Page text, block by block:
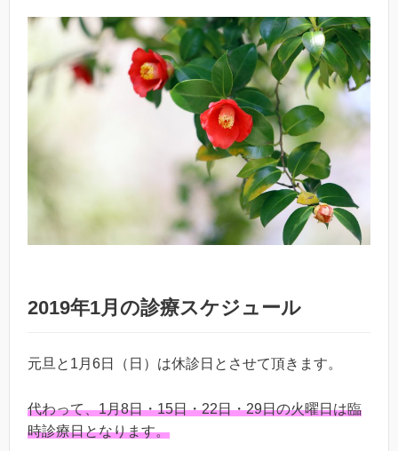
2019年1月の診療スケジュール
元旦と1月6日（日）は休診日とさせて頂きます。
代わって、1月8日・15日・22日・29日の火曜日は臨
時診療日となります。